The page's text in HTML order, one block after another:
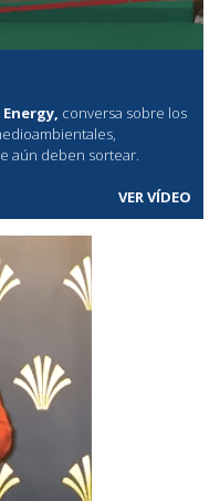
conversa sobre los
aún deben sortear.
VER VÍDEO